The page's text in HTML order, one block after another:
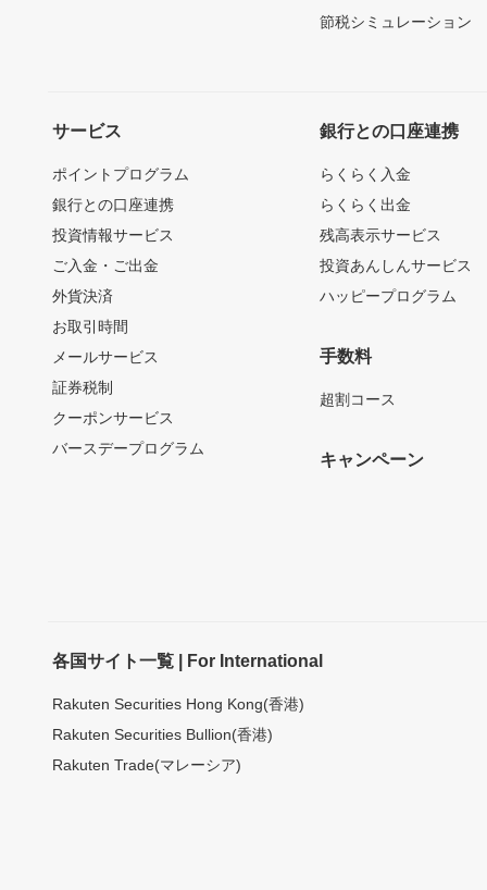
節税シミュレーション
サービス
ポイントプログラム
銀行との口座連携
投資情報サービス
ご入金・ご出金
外貨決済
お取引時間
メールサービス
証券税制
クーポンサービス
バースデープログラム
銀行との口座連携
らくらく入金
らくらく出金
残高表示サービス
投資あんしんサービス
ハッピープログラム
手数料
超割コース
キャンペーン
各国サイト一覧 | For International
Rakuten Securities Hong Kong(香港)
Rakuten Securities Bullion(香港)
Rakuten Trade(マレーシア)